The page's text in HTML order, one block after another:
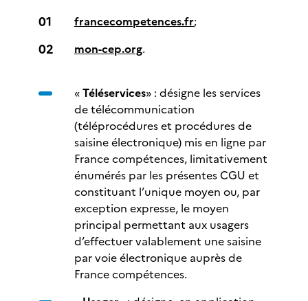
francecompetences.fr;
mon-cep.org.
«Téléservices» : désigne les services
de télécommunication
(téléprocédures et procédures de
saisine électronique) mis en ligne par
France compétences, limitativement
énumérés par les présentes CGU et
constituant l’unique moyen ou, par
exception expresse, le moyen
principal permettant aux usagers
d’effectuer valablement une saisine
par voie électronique auprès de
France compétences.